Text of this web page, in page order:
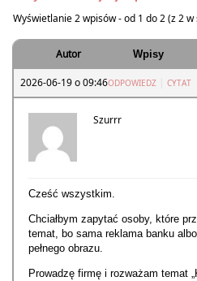
Wyświetlanie 2 wpisów - od 1 do 2 (z 2
Autor Wpisy
2026-06-19 o 09:46ODPOWIEDZ CYTAT
Szurrr
Cześć wszystkim.
Chciałbym zapytać osoby, które
temat, bo sama reklama banku
pełnego obrazu.
Prowadzę firmę i rozważam temat